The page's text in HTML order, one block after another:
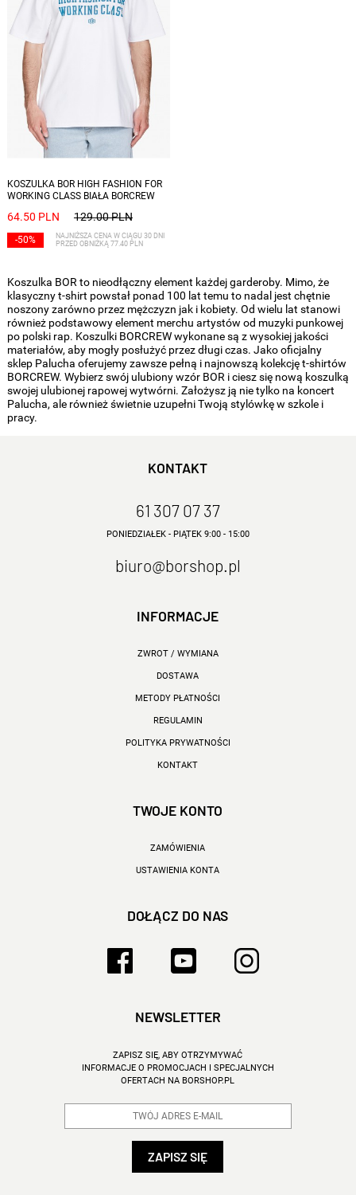
KOSZULKA BOR HIGH FASHION FOR
WORKING CLASS BIAŁA BORCREW
64.50 PLN 129.00 PLN
-50%
NAJNIŻSZA CENA W CIĄGU 30 DNI
PRZED OBNIŻKĄ 77.40 PLN
Koszulka BOR to nieodłączny element każdej garderoby. Mimo, że
klasyczny t-shirt powstał ponad 100 lat temu to nadal jest chętnie
noszony zarówno przez mężczyzn jak i kobiety. Od wielu lat stanowi
również podstawowy element merchu artystów od muzyki punkowej
po polski rap. Koszulki BORCREW wykonane są z wysokiej jakości
materiałów, aby mogły posłużyć przez długi czas. Jako oficjalny
sklep Palucha oferujemy zawsze pełną i najnowszą kolekcję t-shirtów
BORCREW. Wybierz swój ulubiony wzór BOR i ciesz się nową koszulką
swojej ulubionej rapowej wytwórni. Założysz ją nie tylko na koncert
Palucha, ale również świetnie uzupełni Twoją stylówkę w szkole i
pracy.
KONTAKT
61 307 07 37
PONIEDZIAŁEK - PIĄTEK 9:00 - 15:00
biuro@borshop.pl
INFORMACJE
ZWROT / WYMIANA
DOSTAWA
METODY PŁATNOŚCI
REGULAMIN
POLITYKA PRYWATNOŚCI
KONTAKT
TWOJE KONTO
ZAMÓWIENIA
USTAWIENIA KONTA
DOŁĄCZ DO NAS
NEWSLETTER
ZAPISZ SIĘ, ABY OTRZYMYWAĆ
INFORMACJE O PROMOCJACH I SPECJALNYCH
OFERTACH NA BORSHOP.PL